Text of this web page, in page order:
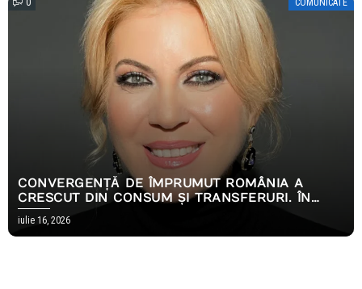
0 COMUNICATE
CONVERGENȚĂ DE ÎMPRUMUT ROMÂNIA A
CRESCUT DIN CONSUM ȘI TRANSFERURI. ÎN
2026, AMBELE S-AU OPRIT
iulie 16, 2026